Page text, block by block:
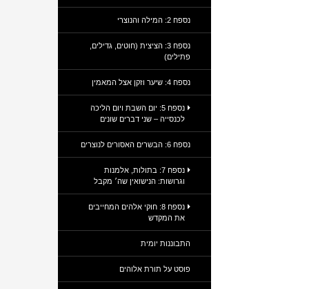
נספח 2: המילה והנוצרי
נספח 3: הציצית (חוטים, גדילים,
פתילים)
נספח 4: שיער וזקן אצל המאמין
נספח 5: יום השבת ויום הליכה
לכנסייה – שני דברים שונים
נספח 6: הבשרים האסורים לנוצרים
נספח 7: בתולות, אלמנות
וגרושות: הנישואין שה׳ מקבל
נספח 8: חוקי אלהים המחייבים
את המקדש
התבוננות יומית
פוסט על תורת אלוהים